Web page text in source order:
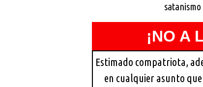
¡NO A
Estimado compatriota,
en cualquier asunto